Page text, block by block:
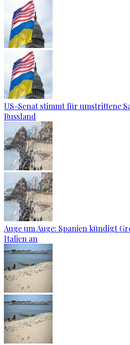
US-Senat stimmt für umstrittene
Russland
Auge um Auge: Spanien kündigt
Italien an